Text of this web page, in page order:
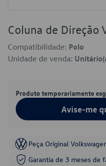
Coluna de Direção
Compatibilidade: Polo
Unidade de venda:
Produto temporariamente
Avise-me
Peça Original
Garantia de 3 meses de